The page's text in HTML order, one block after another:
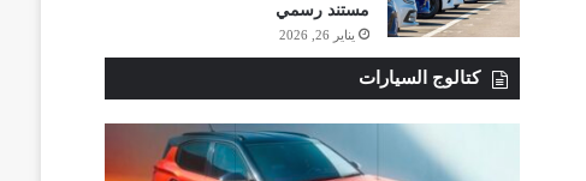
مستند رسمي
يناير 26, 2026
كتالوج السيارات